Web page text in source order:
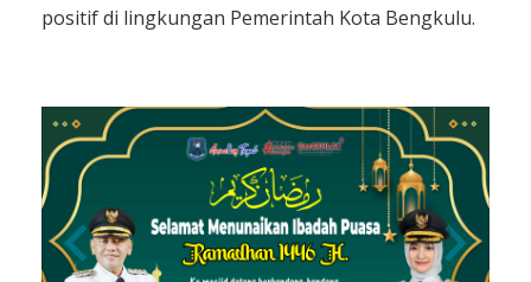
positif di lingkungan Pemerintah Kota Bengkulu.